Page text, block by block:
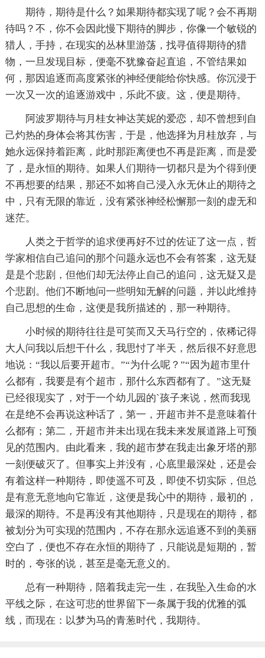
期待，期待是什么？如果期待都实现了呢？会不再期
待吗？不，你不会因此慢下期待的脚步，你像一个敏锐的
猎人，手持，在现实的丛林里游荡，找寻值得期待的猎
物，一旦发现目标，便毫不犹豫奋起直追，不管结果如
何，那因追逐而高度紧张的神经便能给你快感。你沉浸于
一次又一次的追逐游戏中，乐此不疲。这，便是期待。
阿波罗期待与月桂女神达芙妮的爱恋，却不曾想到自
己灼热的身体会将其伤害，于是，他选择为月桂放弃，与
她永远保持着距离，此时那距离便也不再是距离，而是爱
了，是永恒的期待。如果人们期待一切都只是为个得到便
不再想要的结果，那还不如将自己浸入永无休止的期待之
中，只有无限的靠近，没有紧张神经松懈那一刻的虚无和
迷茫。
人类之于哲学的追求便再好不过的佐证了这一点，哲
学家相信自己追问的那个问题永远也不会有答案，这无疑
是是个悲剧，但他们却无法停止自己的追问，这无疑又是
个悲剧。他们不断地问一些明知无解的问题，并以此维持
自己思想的生命，这便是我所描述的，那一种期待。
小时候的期待往往是可笑而又天马行空的，依稀记得
大人问我以后想干什么，我思忖了半天，然后很不好意思
地说：“我以后要开超市。”“为什么呢？”“因为超市里什
么都有，我要是有个超市，那什么东西都有了。”这无疑
已经很现实了，对于一个幼儿园的`孩子来说，然而我现
在是绝不会再说这种话了，第一，开超市并不是意味着什
么都有；第二，开超市并未出现在我未来发展道路上可预
见的范围内。由此看来，我的超市梦在我走出象牙塔的那
一刻便破灭了。但事实上并没有，心底里最深处，还是会
有着这样一种期待，即使遥不可及，即使不切实际，但总
是有意无意地向它靠近，这便是我心中的期待，最初的，
最深的期待。不是再没有其他期待，只是现在的期待，都
被划分为可实现的范围内，不存在那永远追逐不到的美丽
空白了，便也不存在永恒的期待了，只能说是短期的，暂
时的，夸张的说，甚至是毫无意义的。
总有一种期待，陪着我走完一生，在我坠入生命的水
平线之际，在这可悲的世界留下一条属于我的优雅的弧
线，而现在：以梦为马的青葱时代，我期待。